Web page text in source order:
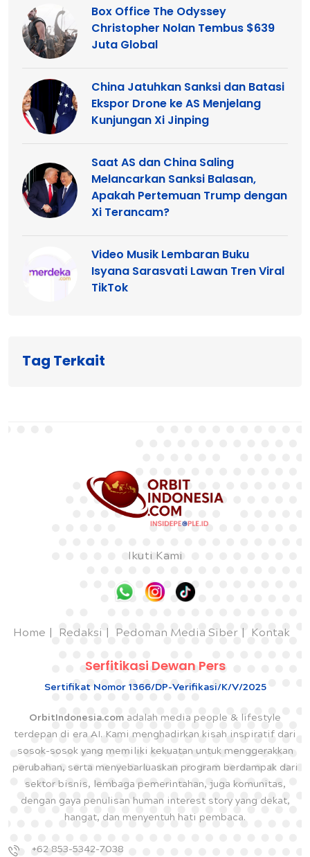
Box Office The Odyssey
Christopher Nolan Tembus $639
Juta Global
China Jatuhkan Sanksi dan Batasi
Ekspor Drone ke AS Menjelang
Kunjungan Xi Jinping
Saat AS dan China Saling
Melancarkan Sanksi Balasan,
Apakah Pertemuan Trump dengan
Xi Terancam?
Video Musik Lembaran Buku
Isyana Sarasvati Lawan Tren Viral
TikTok
Tag Terkait
Ikuti Kami
Home Redaksi Pedoman Media Siber Kontak
Serfitikasi Dewan Pers
Sertifikat Nomor 1366/DP-Verifikasi/K/V/2025
OrbitIndonesia.com adalah media people & lifestyle
terdepan di era AI. Kami menghadirkan kisah inspiratif dari
sosok-sosok yang memiliki kekuatan untuk menggerakkan
perubahan, serta menyebarluaskan program berdampak dari
sektor bisnis, lembaga pemerintahan, juga komunitas,
dengan gaya penulisan human interest story yang dekat,
hangat, dan menyentuh hati pembaca.
+62 853-5342-7038